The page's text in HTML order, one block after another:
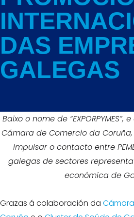
DAS
GALEGAS
Baixo o nome de
Cámara de Comercio da
impulsar o contacto entre
galegas de sectores
económica de
Grazas á colaboración da